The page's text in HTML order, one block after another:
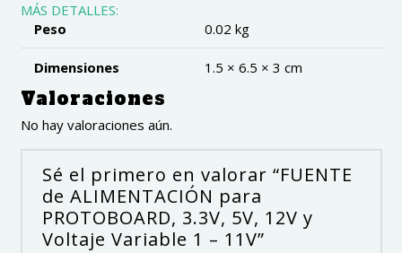
MÁS DETALLES:
Peso
0.02 kg
Dimensiones 1.5 × 6.5 × 3 cm
Valoraciones
No hay valoraciones aún.
Sé el primero en valorar “FUENTE
de ALIMENTACIÓN para
PROTOBOARD, 3.3V, 5V, 12V y
Voltaje Variable 1 – 11V”